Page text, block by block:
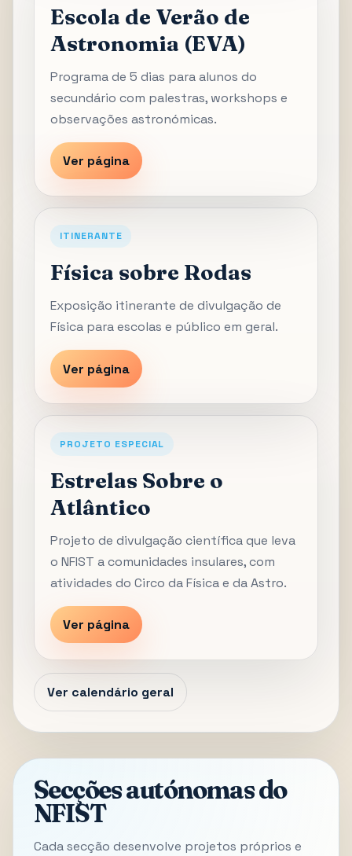
Escola de Verão de
Astronomia (EVA)
Programa de 5 dias para alunos do
secundário com palestras, workshops e
observações astronómicas.
Ver página
ITINERANTE
Física sobre Rodas
Exposição itinerante de divulgação de
Física para escolas e público em geral.
Ver página
PROJETO ESPECIAL
Estrelas Sobre o
Atlântico
Projeto de divulgação científica que leva
o NFIST a comunidades insulares, com
atividades do Circo da Física e da Astro.
Ver página
Ver calendário geral
Secções autónomas do
NFIST
Cada secção desenvolve projetos próprios e